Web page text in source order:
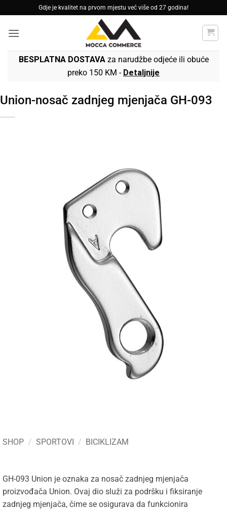
to
content
Gdje je kvalitet na prvom mjestu već više od 27 godina!
BESPLATNA DOSTAVAza narudžbe odjeće ili obuće
preko 150 KM - Detaljnije
Union-nosač zadnjeg mjenjača GH-093
SHOP / SPORTOVI / BICIKLIZAM
GH-093 Union je oznaka za nosač zadnjeg mjenjača
proizvođača Union. Ovaj dio služi za podršku i fiksiranje
zadnjeg mjenjača, čime se osigurava da funkcionira